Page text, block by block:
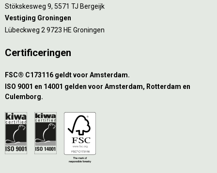
Stökskesweg 9, 5571 TJ Bergeijk
Vestiging Groningen
Lübeckweg 2 9723 HE Groningen
Certificeringen
FSC® C173116 geldt voor Amsterdam.
ISO 9001 en 14001 gelden voor Amsterdam, Rotterdam en
Culemborg.